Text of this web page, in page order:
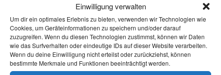
Einwilligung verwalten
Um dir ein optimales Erlebnis zu bieten, verwenden wir Technologien wie
Cookies, um Geräteinformationen zu speichern und/oder darauf
zuzugreifen. Wenn du diesen Technologien zustimmst, können wir Daten
wie das Surfverhalten oder eindeutige IDs auf dieser Website verarbeiten.
Wenn du deine Einwilligung nicht erteilst oder zurückziehst, können
bestimmte Merkmale und Funktionen beeinträchtigt werden.
Welche Verbindung gibt es zwischen deinem
Zoom-Meeting und dem Ozonloch? Was wird
aus deinen alten Smartphones und Laptops,
wie kann digitale Kreislaufwirtschaft
funktionieren? Können wir mit künstlicher